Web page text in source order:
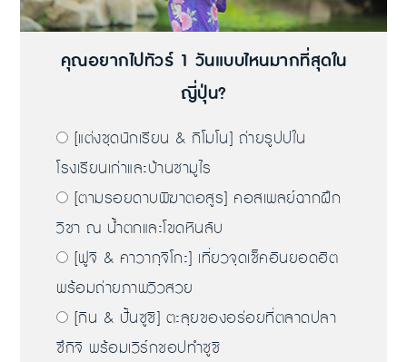
คุณอยากไปทัวร์ 1 วันแบบไหนมากที่สุดใน
ญี่ปุ่น?
[แต่งชุดนักเรียน & กิโมโน] ถ่ายรูปปใน
โรงเรียนเก่าและบ้านซามูไร
[ตามรอยดาบพิฆาตอสูร] คอสเพลย์ฉากฝึก
วิชา ณ น้ำตกและโขดหินลับ
[ฟูจิ & คาวากุจิโกะ] เที่ยวจุดเช็คอินยอดฮิต
พร้อมถ่ายภาพวิวสวย
[กิน & ปั้นซูชิ] ตะลุยของอร่อยที่ตลาดปลา
ซึกิจิ พร้อมเวิร์กชอปทำซูชิ